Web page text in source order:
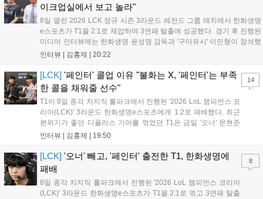
이크업실에서 보고 놀라"
8일 열린 2026 LCK 정규 시즌 3라운드 레전드 그룹 매치에서 한화생명
e스포츠가 T1을 2:1로 제압하며 3연패 탈출에 성공했다. 경기 후 진행된
미디어 인터뷰에는 한화생명 윤성영 감독과 '구마유시' 이민형이 참석했
다. 먼저 승리 소감에 대해 윤성영 감독은 "오랜만에 승리해 기분이 좋고,
인터뷰 | 김홍제 20:22
[LCK] '페인터' 콜업 이유 "불화는 X, '페인터'는 부족
한 콜을 채워줄 선수"
T1이 8일 종각 치지직 롤파크에서 진행된 '2026 LoL 챔피언스 코
리아(LCK)' 3라운드 한화생명e스포츠에게 1:2로 패배했다. 최근
분위기가 좋던 디플러스 기아를 꺾었던 T1은 금일 '오너' 문현준
을 빼고 신예 '페인터' 김은후를 투입시키는 강수를 뒀으나 결국
즈' 김수환의 인터뷰 내...
인터뷰 | 김홍제 19:50
14
[LCK] '오너' 빼고, '페인터' 출전한 T1, 한화생명에
패배
8일 종각 치지직 롤파크에서 진행된 '2026 LoL 챔피언스 코리아
(LCK)' 3라운드 한화생명e스포츠가 T1을 2:1로 꺾고 3연패 탈출
8